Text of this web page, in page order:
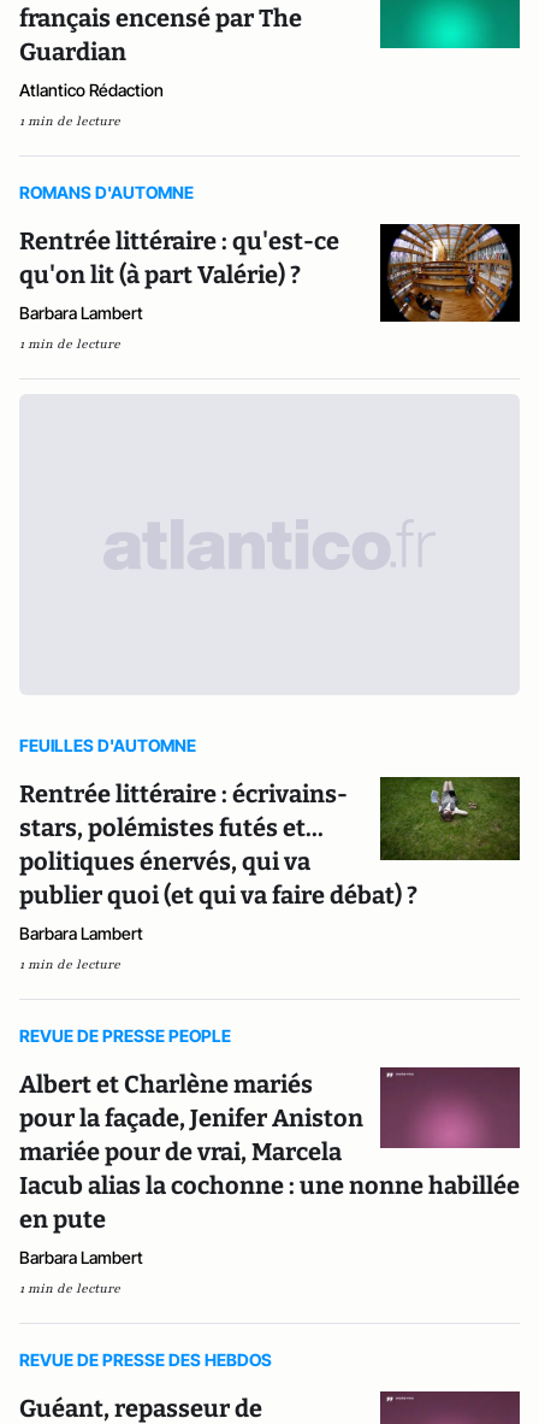
français encensé par The
Guardian
Atlantico Rédaction
1 min de lecture
ROMANS D'AUTOMNE
Rentrée littéraire : qu'est-ce
qu'on lit (à part Valérie) ?
Barbara Lambert
1 min de lecture
FEUILLES D'AUTOMNE
Rentrée littéraire : écrivains-
stars, polémistes futés et...
politiques énervés, qui va
publier quoi (et qui va faire débat) ?
Barbara Lambert
1 min de lecture
REVUE DE PRESSE PEOPLE
Albert et Charlène mariés
pour la façade, Jenifer Aniston
mariée pour de vrai, Marcela
Iacub alias la cochonne : une nonne habillée
en pute
Barbara Lambert
1 min de lecture
REVUE DE PRESSE DES HEBDOS
Guéant, repasseur de